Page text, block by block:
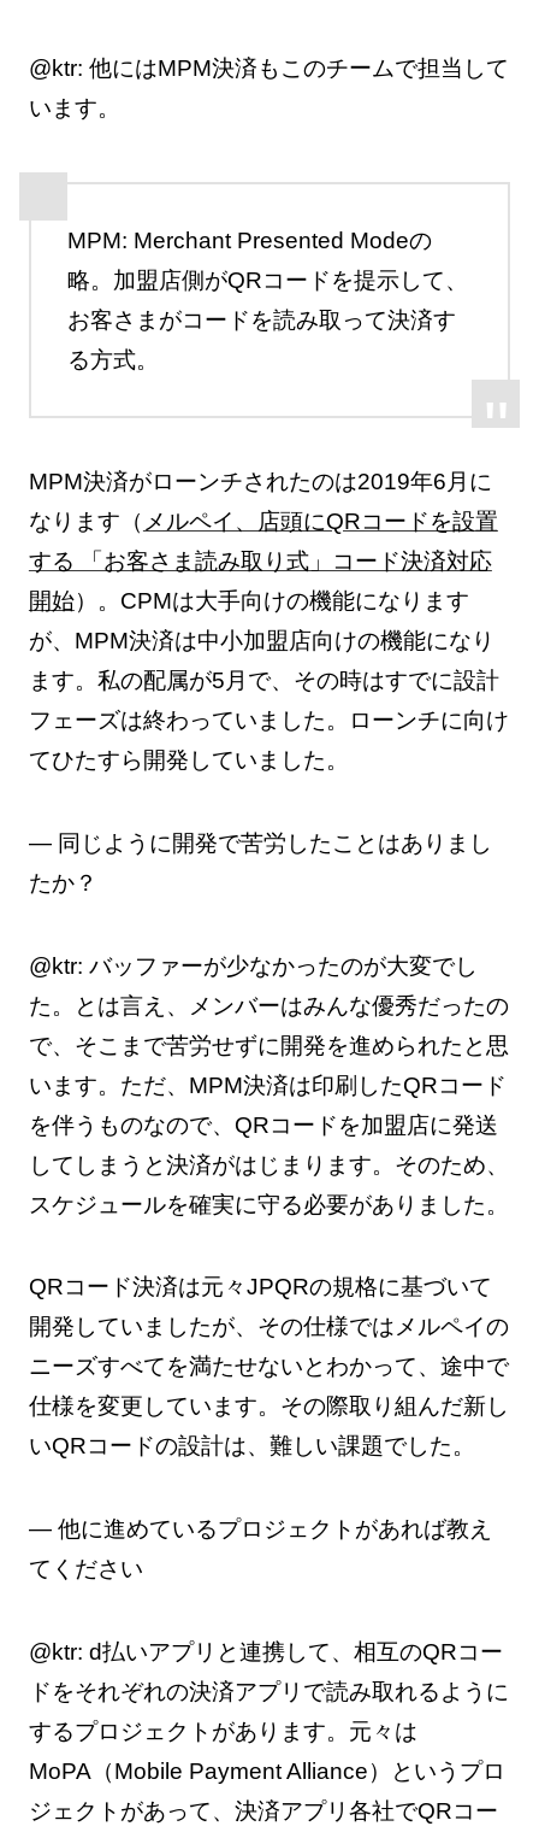
@ktr: 他にはMPM決済もこのチームで担当して
います。
MPM: Merchant Presented Modeの
略。加盟店側がQRコードを提示して、
お客さまがコードを読み取って決済す
る方式。
MPM決済がローンチされたのは2019年6月に
なります（ メルペイ、店頭にQRコードを設置
する 「お客さま読み取り式」コード決済対応
開始）。CPMは大手向けの機能になります
が、MPM決済は中小加盟店向けの機能になり
ます。私の配属が5月で、その時はすでに設計
フェーズは終わっていました。ローンチに向け
てひたすら開発していました。
— 同じように開発で苦労したことはありまし
たか？
@ktr: バッファーが少なかったのが大変でし
た。とは言え、メンバーはみんな優秀だったの
で、そこまで苦労せずに開発を進められたと思
います。ただ、MPM決済は印刷したQRコード
を伴うものなので、QRコードを加盟店に発送
してしまうと決済がはじまります。そのため、
スケジュールを確実に守る必要がありました。
QRコード決済は元々JPQRの規格に基づいて
開発していましたが、その仕様ではメルペイの
ニーズすべてを満たせないとわかって、途中で
仕様を変更しています。その際取り組んだ新し
いQRコードの設計は、難しい課題でした。
— 他に進めているプロジェクトがあれば教え
てください
@ktr: d払いアプリと連携して、相互のQRコー
ドをそれぞれの決済アプリで読み取れるように
するプロジェクトがあります。元々は
MoPA（Mobile Payment Alliance）というプロ
ジェクトがあって、決済アプリ各社でQRコー